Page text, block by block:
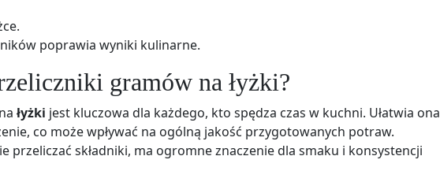
poprawia wyniki kulinarne.
gramów na łyżki?
łyżki jest kluczowa dla każdego, kto spędza czas w kuchni. Ułatwia ona
co może wpływać na ogólną jakość przygotowanych potraw.
przeliczać składniki, ma ogromne znaczenie dla smaku i konsystencji